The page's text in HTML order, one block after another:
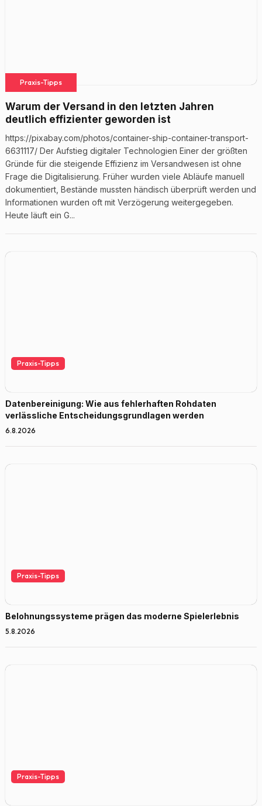
Praxis-Tipps
Warum der Versand in den letzten Jahren
deutlich effizienter geworden ist
https://pixabay.com/photos/container-ship-container-transport-
6631117/ Der Aufstieg digitaler Technologien Einer der größten
Gründe für die steigende Effizienz im Versandwesen ist ohne
Frage die Digitalisierung. Früher wurden viele Abläufe manuell
dokumentiert, Bestände mussten händisch überprüft werden und
Informationen wurden oft mit Verzögerung weitergegeben.
Heute läuft ein G...
Praxis-Tipps
Datenbereinigung: Wie aus fehlerhaften Rohdaten
verlässliche Entscheidungsgrundlagen werden
6.8.2026
Praxis-Tipps
Belohnungssysteme prägen das moderne Spielerlebnis
5.8.2026
Praxis-Tipps